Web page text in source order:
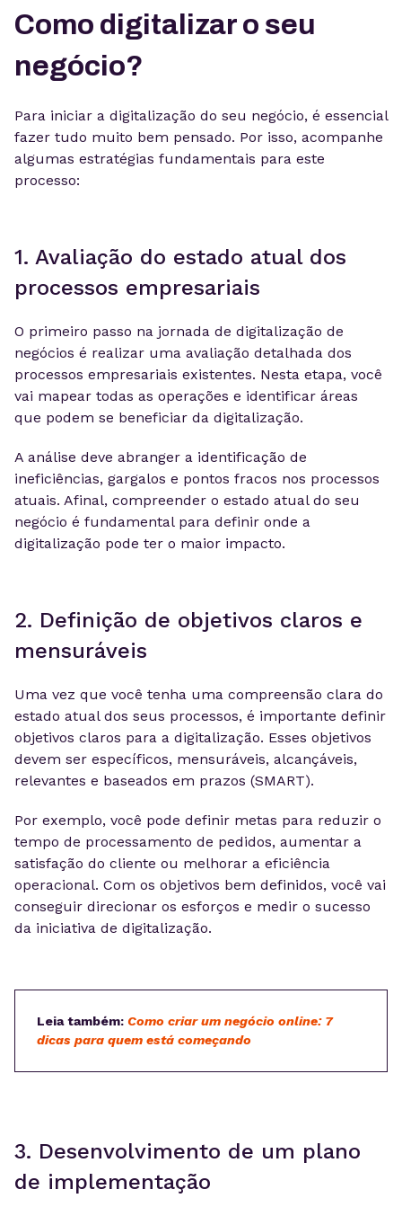
Como digitalizar o seu
negócio?
Para iniciar a digitalização do seu negócio, é essencial
fazer tudo muito bem pensado. Por isso, acompanhe
algumas estratégias fundamentais para este
processo:
1. Avaliação do estado atual dos
processos empresariais
O primeiro passo na jornada de digitalização de
negócios é realizar uma avaliação detalhada dos
processos empresariais existentes. Nesta etapa, você
vai mapear todas as operações e identificar áreas
que podem se beneficiar da digitalização.
A análise deve abranger a identificação de
ineficiências, gargalos e pontos fracos nos processos
atuais. Afinal, compreender o estado atual do seu
negócio é fundamental para definir onde a
digitalização pode ter o maior impacto.
2. Definição de objetivos claros e
mensuráveis
Uma vez que você tenha uma compreensão clara do
estado atual dos seus processos, é importante definir
objetivos claros para a digitalização. Esses objetivos
devem ser específicos, mensuráveis, alcançáveis,
relevantes e baseados em prazos (SMART).
Por exemplo, você pode definir metas para reduzir o
tempo de processamento de pedidos, aumentar a
satisfação do cliente ou melhorar a eficiência
operacional. Com os objetivos bem definidos, você vai
conseguir direcionar os esforços e medir o sucesso
da iniciativa de digitalização.
Leia também: Como criar um negócio online: 7
dicas para quem está começando
3. Desenvolvimento de um plano
de implementação